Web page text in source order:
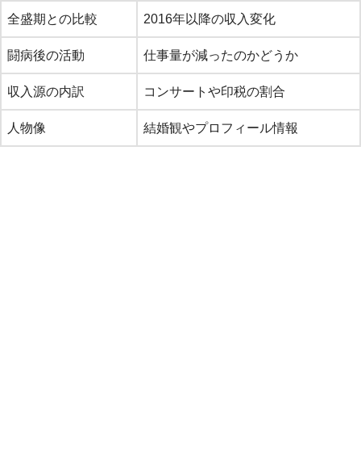
全盛期との比較 2016年以降の収入変化
闘病後の活動 仕事量が減ったのかどうか
収入源の内訳 コンサートや印税の割合
人物像 結婚観やプロフィール情報